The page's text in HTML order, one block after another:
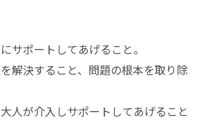
サポートしてあげること。
解決すること、問題の根本を取り除
人が介入しサポートしてあげること